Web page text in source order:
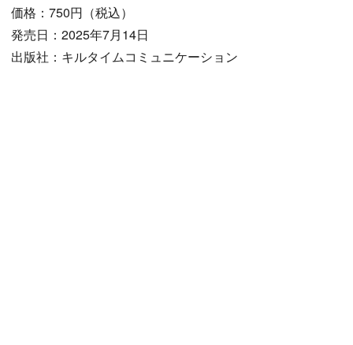
価格：750円（税込）
発売日：2025年7月14日
出版社：キルタイムコミュニケーション